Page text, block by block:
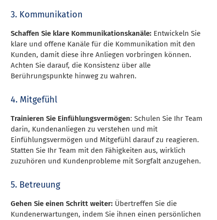
3. Kommunikation
Schaffen Sie klare Kommunikationskanäle: Entwickeln Sie
klare und offene Kanäle für die Kommunikation mit den
Kunden, damit diese ihre Anliegen vorbringen können.
Achten Sie darauf, die Konsistenz über alle
Berührungspunkte hinweg zu wahren.
4. Mitgefühl
Trainieren Sie Einfühlungsvermögen: Schulen Sie Ihr Team
darin, Kundenanliegen zu verstehen und mit
Einfühlungsvermögen und Mitgefühl darauf zu reagieren.
Statten Sie Ihr Team mit den Fähigkeiten aus, wirklich
zuzuhören und Kundenprobleme mit Sorgfalt anzugehen.
5. Betreuung
Gehen Sie einen Schritt weiter: Übertreffen Sie die
Kundenerwartungen, indem Sie ihnen einen persönlichen